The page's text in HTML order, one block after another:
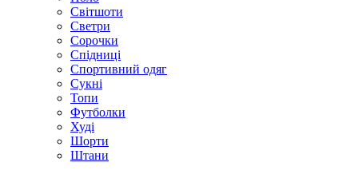
Світшоти
Светри
Сорочки
Спідниці
Спортивний одяг
Сукні
Топи
Футболки
Худі
Шорти
Штани